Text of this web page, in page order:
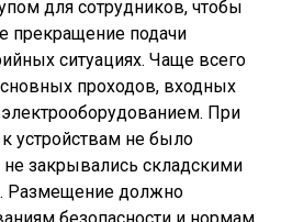
для сотрудников, чтобы
прекращение подачи
ситуациях. Чаще всего
проходов, входных
При
устройствам не было
не закрывались складскими
Размещение должно
безопасности и нормам,